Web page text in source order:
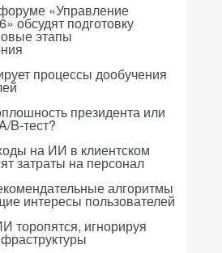
«Управление
обсудят подготовку
этапы
процессы дообучения
президента или
B-тест?
на ИИ в клиентском
затраты на персонал
алгоритмы
интересы пользователей
торопятся, игнорируя